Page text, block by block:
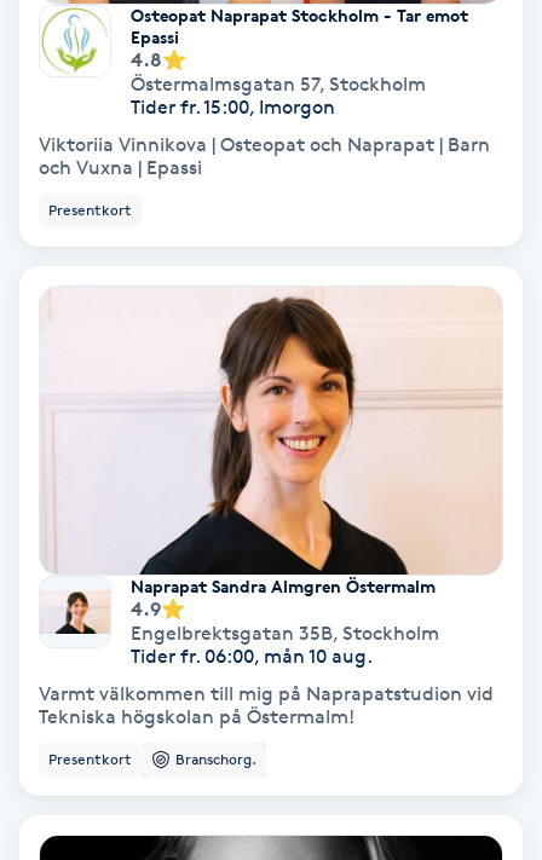
Vaxning
Vaxning brasiliansk
Veterinär
Vibrationsmassage
Vinyasa Yoga
Yoga
Yoga Nidra
Yogamassage
Osteopat Naprapat Stockholm - Tar emot
Epassi
4.8
Östermalmsgatan 57, Stockholm
Tider fr. 15:00, Imorgon
Viktoriia Vinnikova | Osteopat och Naprapat | Barn
och Vuxna | Epassi
Presentkort
Naprapat Sandra Almgren Östermalm
4.9
Engelbrektsgatan 35B, Stockholm
Tider fr. 06:00, mån 10 aug.
Varmt välkommen till mig på Naprapatstudion vid
Tekniska högskolan på Östermalm!
Presentkort Branschorg.